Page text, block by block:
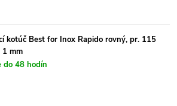
kotúč Best for Inox Rapido rovný, pr. 115
1 mm
do 48 hodín